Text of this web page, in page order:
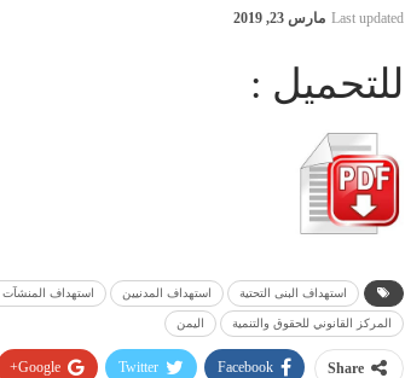
Last updated مارس 23, 2019
للتحميل :
استهداف البنى التحتية استهداف المدنيين استهداف المنشآت
المركز القانوني للحقوق والتنمية اليمن
Share
Facebook
Twitter
Google+